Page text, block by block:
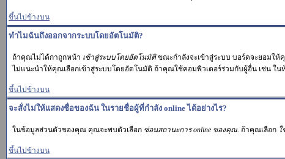
ขึ้นไปข้างบน
ทำไมฉันถึงออกจากระบบโดยอัตโนมัติ?
ถ้าคุณไม่ได้กาถูกหน้า เข้าสู่ระบบโดยอัตโนมัติขณะกำลังจะเข้าสู่ระบบ บอร์ดจะยอมใ
ไม่แนะนำให้คุณเลือกเข้าสู่ระบบโดยอัตโนมัติ ถ้าคุณใช้คอมพิวเตอร์ร่วมกับผู้อื่น เช่น ในห้
ขึ้นไปข้างบน
จะสั่งไม่ให้แสดงชื่อของฉัน ในรายชื่อผู้ที่กำลัง online ได้อย่างไร?
ในข้อมูลส่วนตัวของคุณ คุณจะพบตัวเลือก ซ่อนสถานะการ online ของคุณ. ถ้าคุณเลือก ใ
ขึ้นไปข้างบน